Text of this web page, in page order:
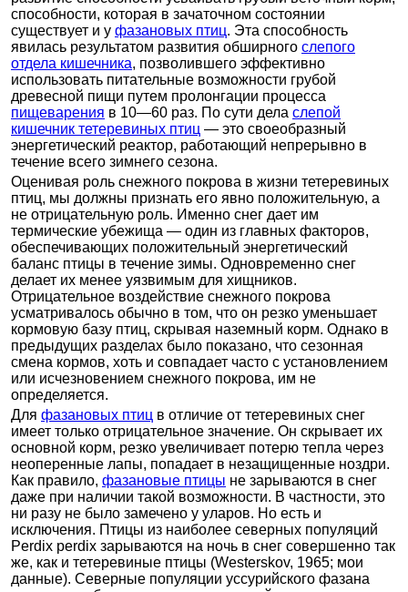
способности, которая в зачаточном состоянии
существует и у фазановых птиц. Эта способность
явилась результатом развития обширного слепого
отдела кишечника, позволившего эффективно
использовать питательные возможности грубой
древесной пищи путем пролонгации процесса
пищеварения в 10—60 раз. По сути дела слепой
кишечник тетеревиных птиц — это своеобразный
энергетический реактор, работающий непрерывно в
течение всего зимнего сезона.
Оценивая роль снежного покрова в жизни тетеревиных
птиц, мы должны признать его явно положительную, а
не отрицательную роль. Именно снег дает им
термические убежища — один из главных факторов,
обеспечивающих положительный энергетический
баланс птицы в течение зимы. Одновременно снег
делает их менее уязвимым для хищников.
Отрицательное воздействие снежного покрова
усматривалось обычно в том, что он резко уменьшает
кормовую базу птиц, скрывая наземный корм. Однако в
предыдущих разделах было показано, что сезонная
смена кормов, хоть и совпадает часто с установлением
или исчезновением снежного покрова, им не
определяется.
Для фазановых птиц в отличие от тетеревиных снег
имеет только отрицательное значение. Он скрывает их
основной корм, резко увеличивает потерю тепла через
неоперенные лапы, попадает в незащищенные ноздри.
Как правило, фазановые птицы не зарываются в снег
даже при наличии такой возможности. В частности, это
ни разу не было замечено у уларов. Но есть и
исключения. Птицы из наиболее северных популяций
Perdix perdix зарываются на ночь в снег совершенно так
же, как и тетеревиные птицы (Westerskov, 1965; мои
данные). Северные популяции уссурийского фазана